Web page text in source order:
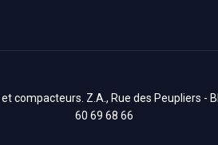
compacteurs. Z.A., Rue des Peupliers -
60 69 68 66